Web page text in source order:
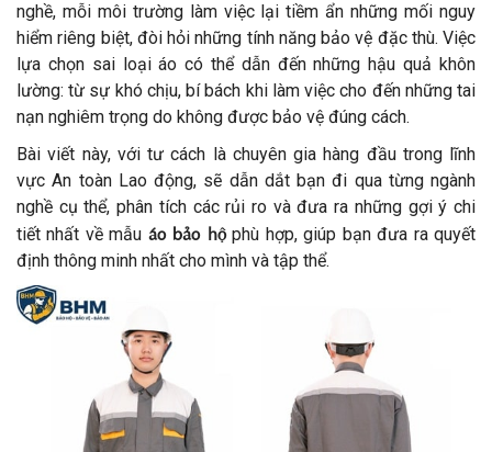
nghề, mỗi môi trường làm việc lại tiềm ẩn những mối nguy
hiểm riêng biệt, đòi hỏi những tính năng bảo vệ đặc thù. Việc
lựa chọn sai loại áo có thể dẫn đến những hậu quả khôn
lường: từ sự khó chịu, bí bách khi làm việc cho đến những tai
nạn nghiêm trọng do không được bảo vệ đúng cách.
Bài viết này, với tư cách là chuyên gia hàng đầu trong lĩnh
vực An toàn Lao động, sẽ dẫn dắt bạn đi qua từng ngành
nghề cụ thể, phân tích các rủi ro và đưa ra những gợi ý chi
tiết nhất về mẫu áo bảo hộphù hợp, giúp bạn đưa ra quyết
định thông minh nhất cho mình và tập thể.